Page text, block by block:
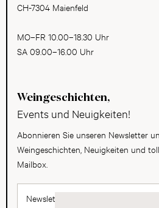
CH-7304 Maienfeld
MO–FR 10.00–18.30 Uhr
SA 09.00–16.00 Uhr
Weingeschichten,
Events und Neuigkeiten!
Abonnieren Sie unseren Newsletter
Weingeschichten, Neuigkeiten und
Mailbox.
Newsletter abonnieren